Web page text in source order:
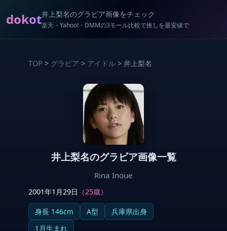
dokot井上梨名のグラビア画像をチェック
楽天・Yahoo!・DMMの3モール比較で推しを最安値で
TOP > グラビア > アイドル > 井上梨名
井上梨名のグラビア画像一覧
Rina Inoue
2001年1月29日 （25歳）
身長 146cm A型
兵庫県出身
1月生まれ